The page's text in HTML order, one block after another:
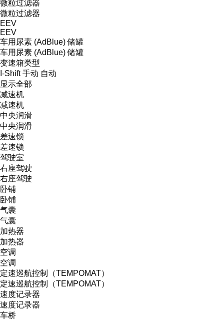
微粒过滤器
微粒过滤器
EEV
EEV
车用尿素 (AdBlue) 储罐
车用尿素 (AdBlue) 储罐
变速箱类型
I-Shift 手动 自动
显示全部
减速机
减速机
中央润滑
中央润滑
差速锁
差速锁
驾驶室
右座驾驶
右座驾驶
卧铺
卧铺
气囊
气囊
加热器
加热器
空调
空调
定速巡航控制（TEMPOMAT）
定速巡航控制（TEMPOMAT）
速度记录器
速度记录器
车桥